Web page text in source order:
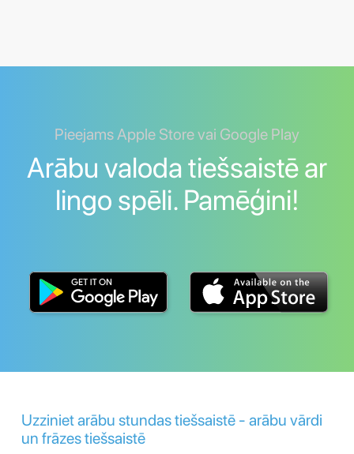
Pieejams Apple Store vai Google Play
Arābu valoda tiešsaistē ar
lingo spēli. Pamēģini!
Uzziniet arābu stundas tiešsaistē - arābu vārdi
un frāzes tiešsaistē